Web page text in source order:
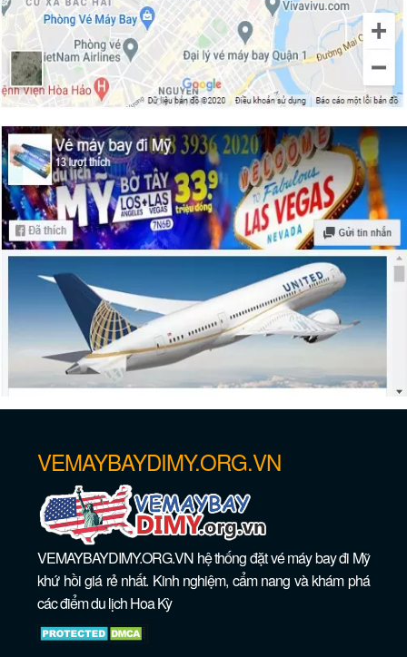
vé máy bay đi Vail – Colorado
Vé máy bay giá rẻ đi Newark – New
Jersey
Vé máy bay giá rẻ đi Saint Paul –
Minnesota
VEMAYBAYDIMY.ORG.VN
VEMAYBAYDIMY.ORG.VN hệ thống đặt vé máy bay đi Mỹ
khứ hồi giá rẻ nhất. Kinh nghiệm, cẩm nang và khám phá
các điểm du lịch Hoa Kỳ